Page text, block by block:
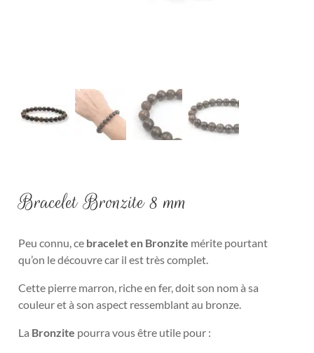
Bracelet Bronzite 8 mm
Peu connu, ce bracelet en Bronzite mérite pourtant
qu’on le découvre car il est très complet.
Cette pierre marron, riche en fer,doit son nom à sa
couleur et à son aspect ressemblant au bronze.
La Bronzite pourra vous être utile pour :